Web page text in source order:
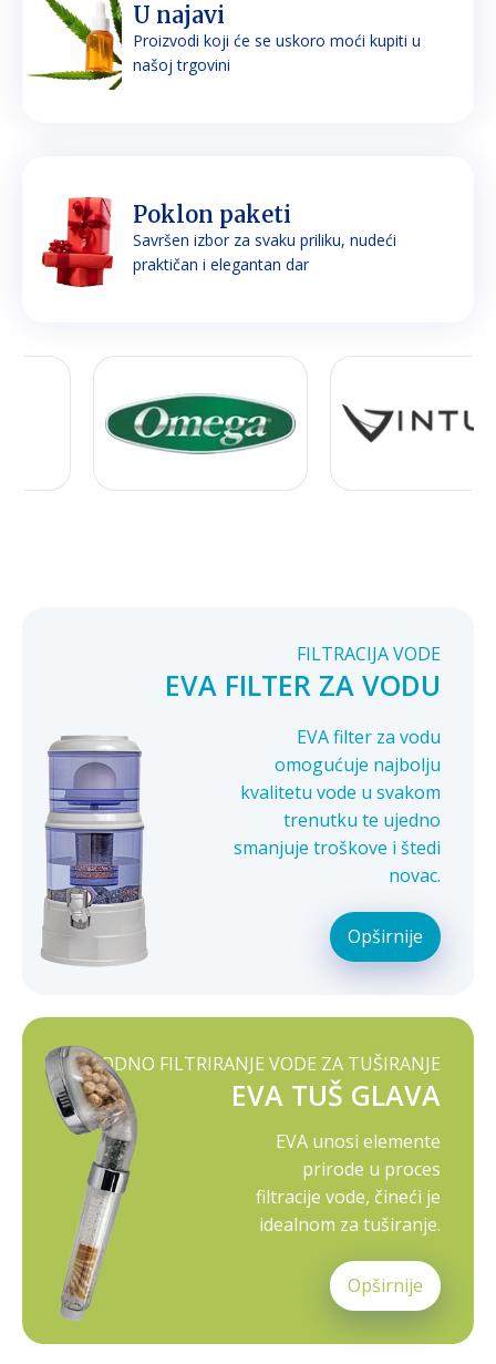
U najavi
Proizvodi koji će se uskoro moći kupiti u
našoj trgovini
Poklon paketi
Savršen izbor za svaku priliku, nudeći
praktičan i elegantan dar
FILTRACIJA VODE
EVA FILTER ZA VODU
EVA filter za vodu
omogućuje najbolju
kvalitetu vode u svakom
trenutku te ujedno
smanjuje troškove i štedi
novac.
Opširnije
PRIRODNO FILTRIRANJE VODE ZA TUŠIRANJE
EVA TUŠ GLAVA
EVA unosi elemente
prirode u proces
filtracije vode, čineći je
idealnom za tuširanje.
Opširnije